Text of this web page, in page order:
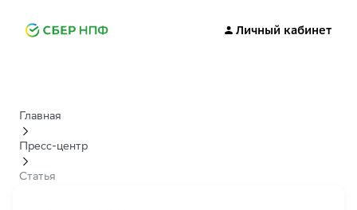
Личный кабинет
Главная
Пресс-центр
Статья